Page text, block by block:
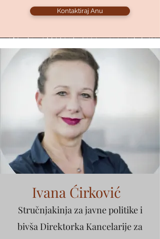
Kontaktiraj Anu
Ivana Ćirković
Stručnjakinja za javne politike i
bivša Direktorka Kancelarije za